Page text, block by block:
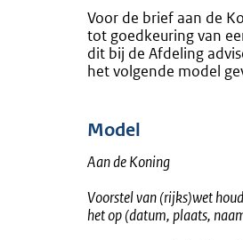
Voor de brief aan de
tot goedkeuring van
dit bij de Afdeling
het volgende model
Model
Aan de Koning
Voorstel van (rijks)wet
het op (datum, plaats,